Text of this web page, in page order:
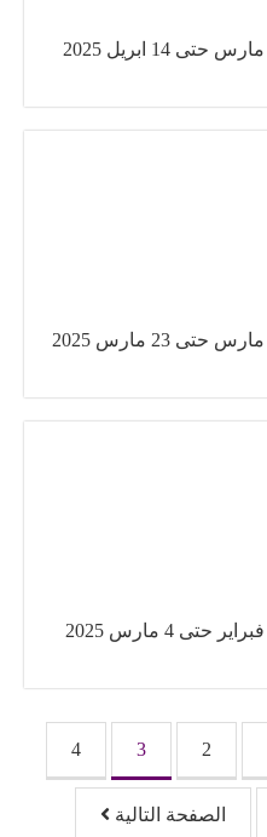
عروض سعودى ماركت من 28 مارس حتى 14 ابريل 2025
عروض سعودى ماركت من 10 مارس حتى 23 مارس 2025
عروض سعودى ماركت من 17 فبراير حتى 4 مارس 2025
2
3
4
الصفحة التالية